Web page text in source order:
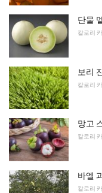
단물
칼로리
보리
칼로리
망고
칼로리
바엘
칼로리